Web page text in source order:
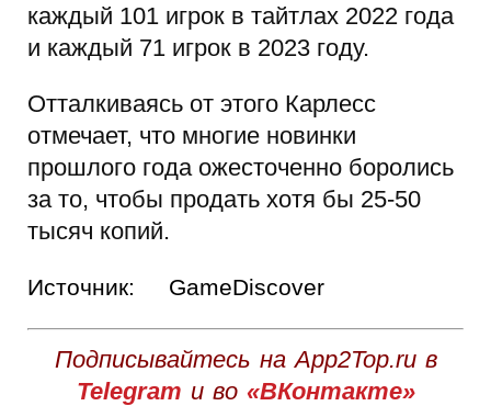
каждый 101 игрок в тайтлах 2022 года
и каждый 71 игрок в 2023 году.
Отталкиваясь от этого Карлесс
отмечает, что многие новинки
прошлого года ожесточенно боролись
за то, чтобы продать хотя бы 25-50
тысяч копий.
Источник: GameDiscover
Подписывайтесь на App2Top.ru в
Telegram и во «ВКонтакте»